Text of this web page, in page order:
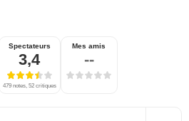
Spectateurs
3,4
479 notes, 52 critiques
Mes amis
--